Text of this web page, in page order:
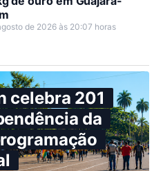
de 2026 às 20:07 horas
celebra 201
da